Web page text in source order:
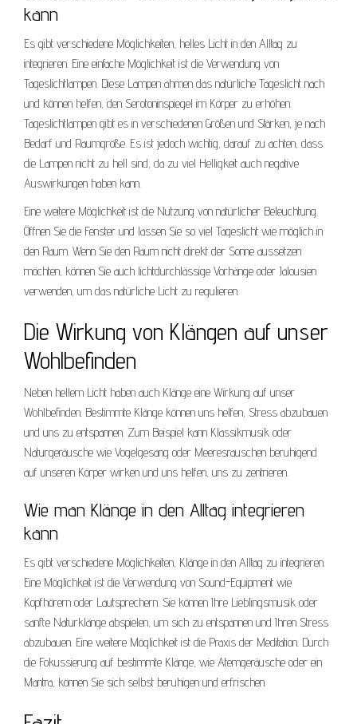
kann
Es gibt verschiedene Möglichkeiten, helles Licht in den Alltag zu
integrieren. Eine einfache Möglichkeit ist die Verwendung von
Tageslichtlampen. Diese Lampen ahmen das natürliche Tageslicht nach
und können helfen, den Serotoninspiegel im Körper zu erhöhen.
Tageslichtlampen gibt es in verschiedenen Größen und Stärken, je nach
Bedarf und Raumgröße. Es ist jedoch wichtig, darauf zu achten, dass
die Lampen nicht zu hell sind, da zu viel Helligkeit auch negative
Auswirkungen haben kann.
Eine weitere Möglichkeit ist die Nutzung von natürlicher Beleuchtung.
Öffnen Sie die Fenster und lassen Sie so viel Tageslicht wie möglich in
den Raum. Wenn Sie den Raum nicht direkt der Sonne aussetzen
möchten, können Sie auch lichtdurchlässige Vorhänge oder Jalousien
verwenden, um das natürliche Licht zu regulieren.
Die Wirkung von Klängen auf unser
Wohlbefinden
Neben hellem Licht haben auch Klänge eine Wirkung auf unser
Wohlbefinden. Bestimmte Klänge können uns helfen, Stress abzubauen
und uns zu entspannen. Zum Beispiel kann Klassikmusik oder
Naturgeräusche wie Vogelgesang oder Meeresrauschen beruhigend
auf unseren Körper wirken und uns helfen, uns zu zentrieren.
Wie man Klänge in den Alltag integrieren
kann
Es gibt verschiedene Möglichkeiten, Klänge in den Alltag zu integrieren.
Eine Möglichkeit ist die Verwendung von Sound-Equipment wie
Kopfhörern oder Lautsprechern. Sie können Ihre Lieblingsmusik oder
sanfte Naturklänge abspielen, um sich zu entspannen und Ihren Stress
abzubauen. Eine weitere Möglichkeit ist die Praxis der Meditation. Durch
die Fokussierung auf bestimmte Klänge, wie Atemgeräusche oder ein
Mantra, können Sie sich selbst beruhigen und erfrischen.